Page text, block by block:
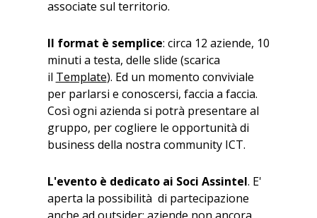
associate sul territorio.
Il format è semplice: circa 12 aziende, 10
minuti a testa, delle slide (scarica
il Template). Ed un momento conviviale
per parlarsi e conoscersi, faccia a faccia.
Così ogni azienda si potrà presentare al
gruppo, per cogliere le opportunità di
business della nostra community ICT.
L'evento è dedicato ai Soci Assintel. E'
aperta la possibilità di partecipazione